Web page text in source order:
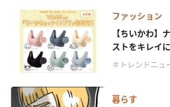
ファッション
【ちいかわ
ストをキレイ
＃トレンドニュ
暮らす